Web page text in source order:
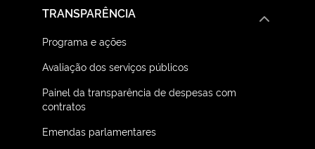
TRANSPARÊNCIA
Programa e ações
Avaliação dos serviços públicos
Painel da transparência de despesas com
contratos
Emendas parlamentares